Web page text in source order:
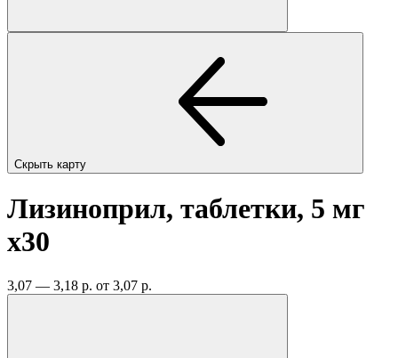
Скрыть карту
Лизиноприл, таблетки, 5 мг
x30
3,07 — 3,18 р. от 3,07 р.